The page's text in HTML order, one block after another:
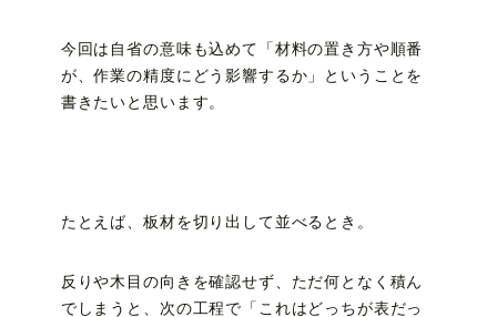
今回は自省の意味も込めて「材料の置き方や順番
が、作業の精度にどう影響するか」ということを
書きたいと思います。
たとえば、板材を切り出して並べるとき。
反りや木目の向きを確認せず、ただ何となく積ん
でしまうと、次の工程で「これはどっちが表だっ